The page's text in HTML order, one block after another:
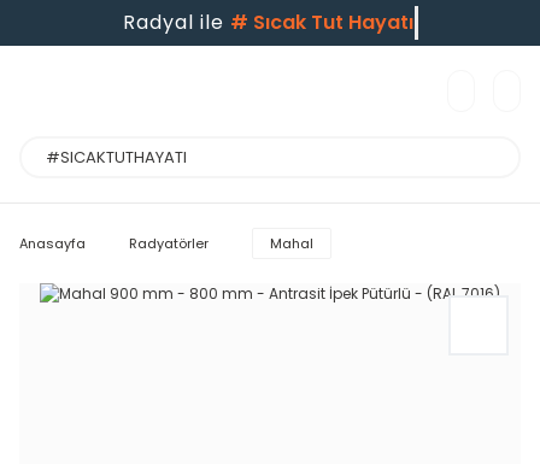
Radyal ile # Sıcak Tut Hayatı
Anasayfa Radyatörler Mahal